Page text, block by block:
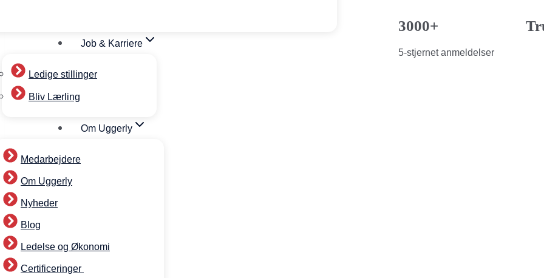
Job & Karriere
Ledige stillinger
Bliv Lærling
Om Uggerly
Medarbejdere
Om Uggerly
Nyheder
Blog
Ledelse og Økonomi
Certificeringer
3000+
5-stjernet anmeldelser